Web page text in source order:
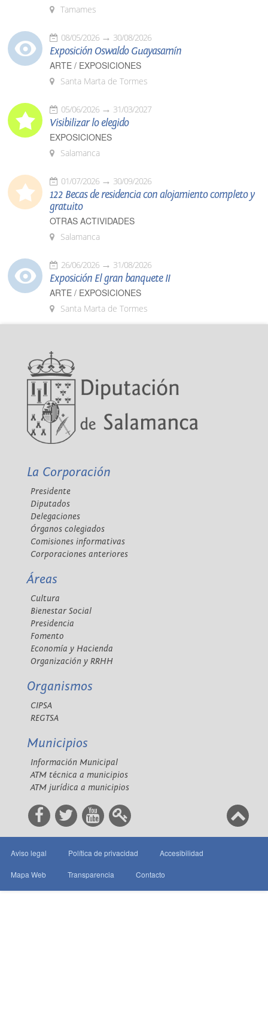
Tamames
08/05/2026 30/08/2026
Exposición Oswaldo Guayasamín
ARTE / EXPOSICIONES
Santa Marta de Tormes
05/06/2026 31/03/2027
Visibilizar lo elegido
EXPOSICIONES
Salamanca
01/07/2026 30/09/2026
122 Becas de residencia con alojamiento completo y
gratuito
OTRAS ACTIVIDADES
Salamanca
26/06/2026 31/08/2026
Exposición El gran banquete II
ARTE / EXPOSICIONES
Santa Marta de Tormes
La Corporación
Presidente
Diputados
Delegaciones
Órganos colegiados
Comisiones informativas
Corporaciones anteriores
Áreas
Cultura
Bienestar Social
Presidencia
Fomento
Economía y Hacienda
Organización y RRHH
Organismos
CIPSA
REGTSA
Municipios
Información Municipal
ATM técnica a municipios
ATM jurídica a municipios
Aviso legal Política de privacidad Accesibilidad
Mapa Web Transparencia Contacto